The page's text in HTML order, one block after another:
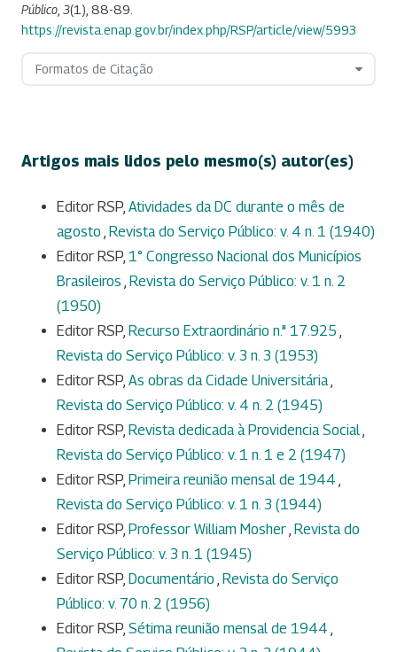
Público 3(1), 88-89.
https://revista.enap.gov.br/index.php/RSP/article/view/5993
Formatos de Citação
Artigos mais lidos pelo mesmo(s) autor(es)
Editor RSP, Atividades da DC durante o mês de
agosto Revista do Serviço Público: v. 4 n. 1 (1940)
Editor RSP, 1° Congresso Nacional dos Municípios
Brasileiros Revista do Serviço Público: v. 1 n. 2
(1950)
Editor RSP, Recurso Extraordinário n." 17.925
Revista do Serviço Público: v. 3 n. 3 (1953)
Editor RSP, As obras da Cidade Universitária
Revista do Serviço Público: v. 4 n. 2 (1945)
Editor RSP, Revista dedicada à Providencia Social
Revista do Serviço Público: v. 1 n. 1 e 2 (1947)
Editor RSP, Primeira reunião mensal de 1944
Revista do Serviço Público: v. 1 n. 3 (1944)
Editor RSP, Professor William Mosher Revista do
Serviço Público: v. 3 n. 1 (1945)
Editor RSP, Documentário Revista do Serviço
Público: v. 70 n. 2 (1956)
Editor RSP, Sétima reunião mensal de 1944